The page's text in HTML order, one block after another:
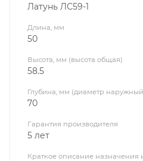
Латунь ЛС59-1
Длина, мм
50
Высота, мм (высота общая)
58.5
Глубина, мм (диаметр
70
Гарантия производителя
5 лет
Краткое описание назначения